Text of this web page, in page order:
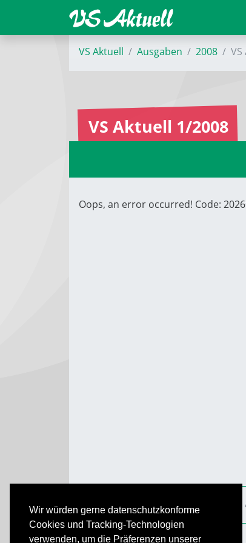
Wir würden gerne datenschutzkonforme
Cookies und Tracking-Technologien
verwenden, um die Präferenzen unserer
VS Aktuell Ausgaben 2008
VS Aktuell 1/2008
Oops, an error occurred! Code:
VS Aktuell Ausgaben